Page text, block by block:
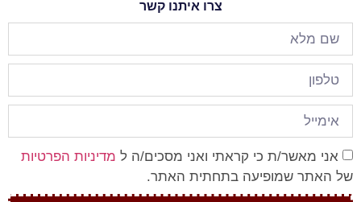
צרו איתנו קשר
אני מאשר/ת כי קראתי ואני מסכים/ה ל מדיניות הפרטיות
של האתר שמופיעה בתחתית האתר.